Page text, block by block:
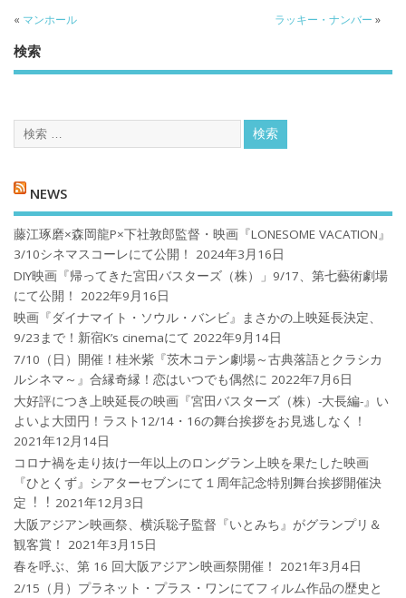
« マンホール ラッキー・ナンバー »
検索
NEWS
藤江琢磨×森岡龍P×下社敦郎監督・映画『LONESOME VACATION』
3/10シネマスコーレにて公開！
2024年3月16日
DIY映画『帰ってきた宮田バスターズ（株）」9/17、第七藝術劇場
にて公開！
2022年9月16日
映画『ダイナマイト・ソウル・バンビ』まさかの上映延長決定、
9/23まで！新宿K’s cinemaにて 2022年9月14日
7/10（日）開催！桂米紫『茨木コテン劇場～古典落語とクラシカ
ルシネマ～』合縁奇縁！恋はいつでも偶然に 2022年7月6日
大好評につき上映延長の映画『宮田バスターズ（株）-大長編-』い
よいよ大団円！ラスト12/14・16の舞台挨拶をお見逃しなく！
2021年12月14日
コロナ禍を⾛り抜け⼀年以上のロングラン上映を果たした映画
『ひとくず』シアターセブンにて１周年記念特別舞台挨拶開催決
定︕︕ 2021年12月3日
大阪アジアン映画祭、横浜聡子監督『いとみち』がグランプリ＆
観客賞！
2021年3月15日
春を呼ぶ、第 16 回大阪アジアン映画祭開催！
2021年3月4日
2/15（月）プラネット・プラス・ワンにてフィルム作品の歴史と